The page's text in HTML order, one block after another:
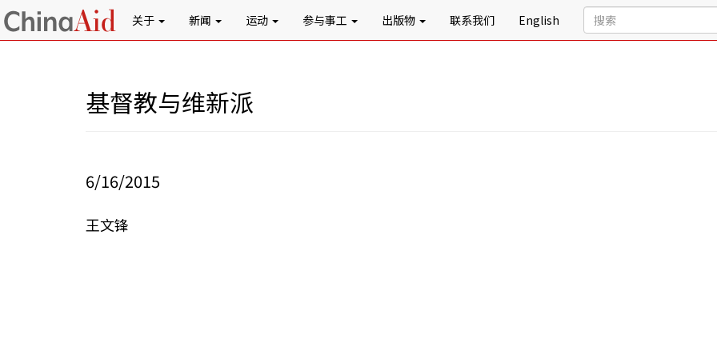
关于 新闻 运动 参与事工 出版物 联系我们 English
基督教与维新派
6/16/2015
王文锋